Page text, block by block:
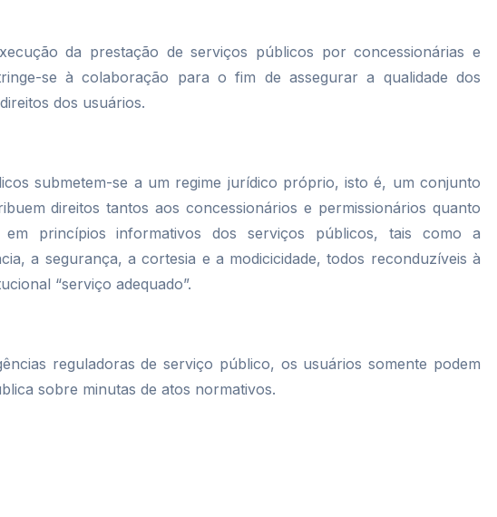
da prestação de serviços públicos por concessionárias e
se à colaboração para o fim de assegurar a qualidade dos
dos usuários.
submetem-se a um regime jurídico próprio, isto é, um conjunto
direitos tantos aos concessionários e permissionários quanto
princípios informativos dos serviços públicos, tais como a
a segurança, a cortesia e a modicicidade, todos reconduzíveis à
“serviço adequado”.
reguladoras de serviço público, os usuários somente podem
sobre minutas de atos normativos.